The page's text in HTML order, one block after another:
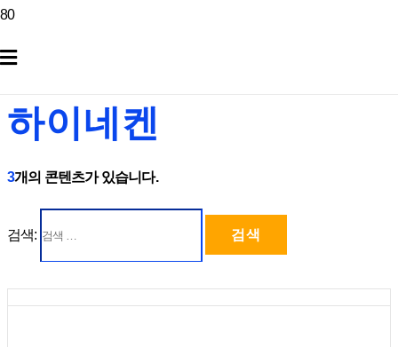
하이네켄
3개의 콘텐츠가 있습니다.
검색: